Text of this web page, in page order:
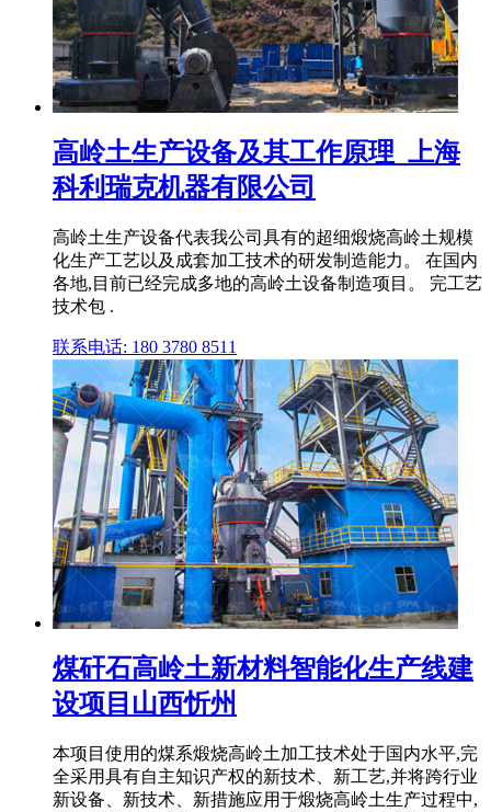
高岭土生产设备及其工作原理_上海
科利瑞克机器有限公司
高岭土生产设备代表我公司具有的超细煅烧高岭土规模
化生产工艺以及成套加工技术的研发制造能力。 在国内
各地,目前已经完成多地的高岭土设备制造项目。 完工艺
技术包 .
联系电话: 180 3780 8511
煤矸石高岭土新材料智能化生产线建
设项目山西忻州
本项目使用的煤系煅烧高岭土加工技术处于国内水平,完
全采用具有自主知识产权的新技术、新工艺,并将跨行业
新设备、新技术、新措施应用于煅烧高岭土生产过程中,